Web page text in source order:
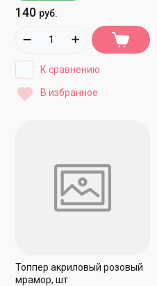
140 руб.
К сравнению
В избранное
Топпер акриловый розовый
мрамор, шт